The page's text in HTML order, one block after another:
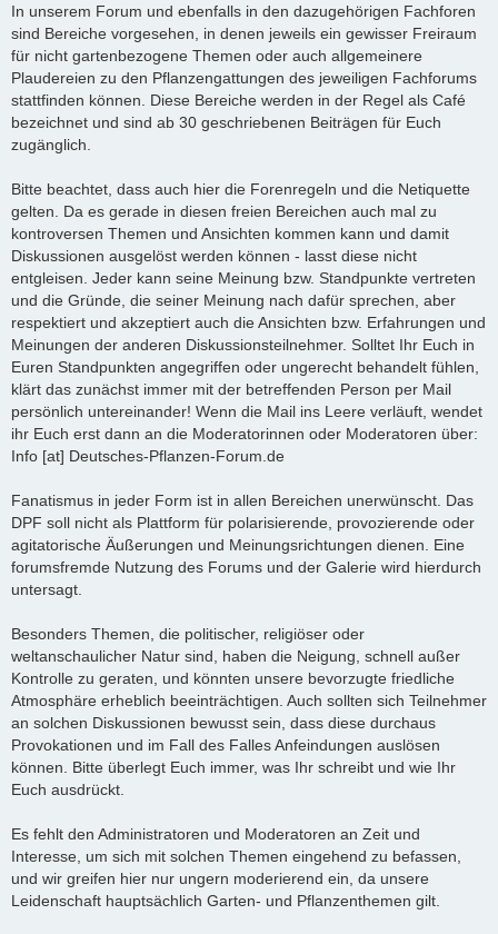
In unserem Forum und ebenfalls in den dazugehörigen Fachforen
sind Bereiche vorgesehen, in denen jeweils ein gewisser Freiraum
für nicht gartenbezogene Themen oder auch allgemeinere
Plaudereien zu den Pflanzengattungen des jeweiligen Fachforums
stattfinden können. Diese Bereiche werden in der Regel als Café
bezeichnet und sind ab 30 geschriebenen Beiträgen für Euch
zugänglich.
Bitte beachtet, dass auch hier die Forenregeln und die Netiquette
gelten. Da es gerade in diesen freien Bereichen auch mal zu
kontroversen Themen und Ansichten kommen kann und damit
Diskussionen ausgelöst werden können - lasst diese nicht
entgleisen. Jeder kann seine Meinung bzw. Standpunkte vertreten
und die Gründe, die seiner Meinung nach dafür sprechen, aber
respektiert und akzeptiert auch die Ansichten bzw. Erfahrungen und
Meinungen der anderen Diskussionsteilnehmer. Solltet Ihr Euch in
Euren Standpunkten angegriffen oder ungerecht behandelt fühlen,
klärt das zunächst immer mit der betreffenden Person per Mail
persönlich untereinander! Wenn die Mail ins Leere verläuft, wendet
ihr Euch erst dann an die Moderatorinnen oder Moderatoren über:
Info [at] Deutsches-Pflanzen-Forum.de
Fanatismus in jeder Form ist in allen Bereichen unerwünscht. Das
DPF soll nicht als Plattform für polarisierende, provozierende oder
agitatorische Äußerungen und Meinungsrichtungen dienen. Eine
forumsfremde Nutzung des Forums und der Galerie wird hierdurch
untersagt.
Besonders Themen, die politischer, religiöser oder
weltanschaulicher Natur sind, haben die Neigung, schnell außer
Kontrolle zu geraten, und könnten unsere bevorzugte friedliche
Atmosphäre erheblich beeinträchtigen. Auch sollten sich Teilnehmer
an solchen Diskussionen bewusst sein, dass diese durchaus
Provokationen und im Fall des Falles Anfeindungen auslösen
können. Bitte überlegt Euch immer, was Ihr schreibt und wie Ihr
Euch ausdrückt.
Es fehlt den Administratoren und Moderatoren an Zeit und
Interesse, um sich mit solchen Themen eingehend zu befassen,
und wir greifen hier nur ungern moderierend ein, da unsere
Leidenschaft hauptsächlich Garten- und Pflanzenthemen gilt.